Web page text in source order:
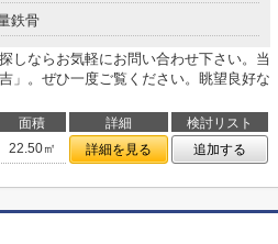
鉄骨
しならお気軽にお問い合わせ下さい。当
」。ぜひ一度ご覧ください。眺望良好な
面積 詳細
検討リスト
22.50㎡ 詳細を見る 追加する